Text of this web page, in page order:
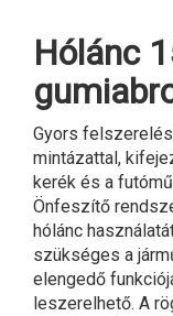
Hólánc
Gyors
mintázattal,
kerék és a
Önfeszítő
hólánc
szükséges a
elengedő
leszerelhető. A